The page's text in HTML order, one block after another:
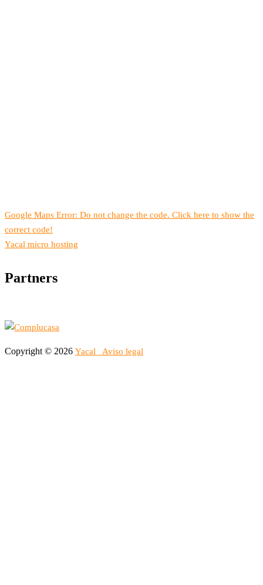
Google Maps Error: Do not change the code. Click here to show the
correct code!
Yacal micro hosting
Partners
Copyright © 2026 Yacal Aviso legal